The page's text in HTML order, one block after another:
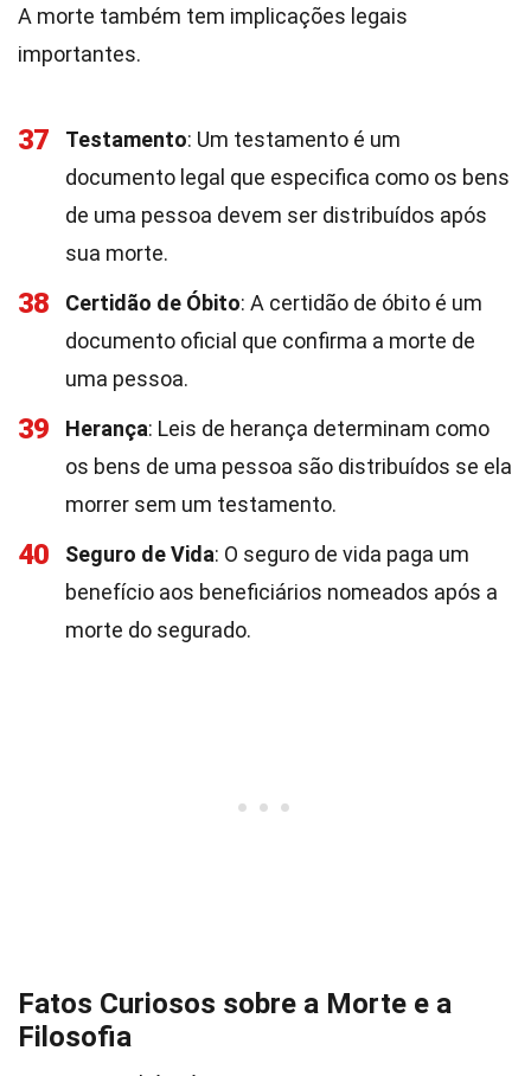
A morte também tem implicações legais
importantes.
37 Testamento: Um testamento é um
documento legal que especifica como os bens
de uma pessoa devem ser distribuídos após
sua morte.
38 Certidão de Óbito: A certidão de óbito é um
documento oficial que confirma a morte de
uma pessoa.
39 Herança: Leis de herança determinam como
os bens de uma pessoa são distribuídos se ela
morrer sem um testamento.
40 Seguro de Vida: O seguro de vida paga um
benefício aos beneficiários nomeados após a
morte do segurado.
Fatos Curiosos sobre a Morte e a
Filosofia